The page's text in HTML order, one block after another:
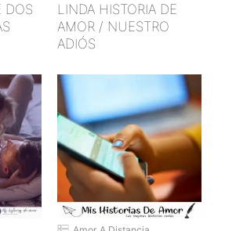
DOS
LINDA HISTORIA DE
AMOR / NUESTRO
ADIÓS